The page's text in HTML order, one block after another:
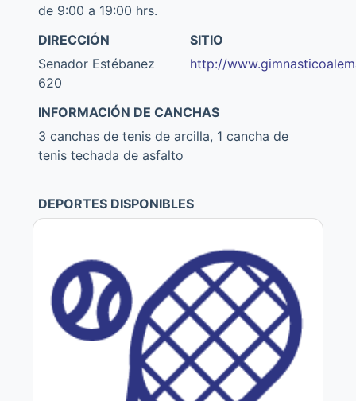
de 9:00 a 19:00 hrs.
DIRECCIÓN
Senador Estébanez
620
SITIO
http://
INFORMACIÓN DE CANCHAS
3 canchas de tenis de arcilla, 1 cancha de
tenis techada de asfalto
DEPORTES DISPONIBLES